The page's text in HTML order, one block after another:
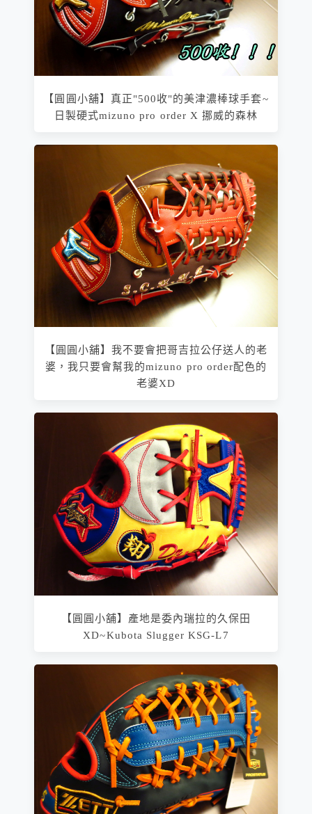
【圓圓小舖】真正"500收"的美津濃棒球手套~
日製硬式mizuno pro order X 挪威的森林
【圓圓小舖】我不要會把哥吉拉公仔送人的老
婆，我只要會幫我的mizuno pro order配色的
老婆XD
【圓圓小舖】產地是委內瑞拉的久保田
XD~Kubota Slugger KSG-L7